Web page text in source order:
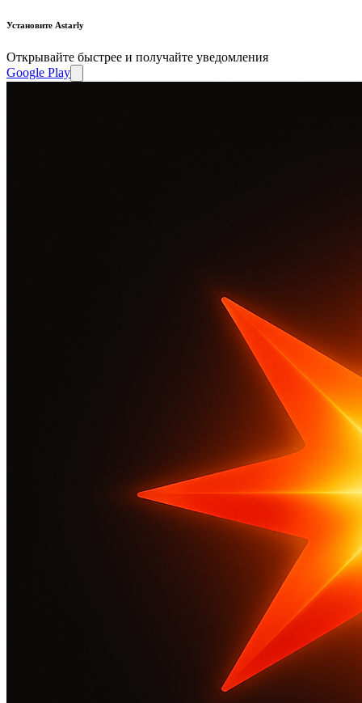
Установите Astarly
Открывайте быстрее и получайте уведомления
Google Play